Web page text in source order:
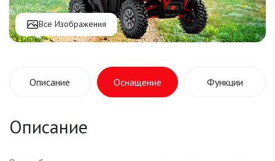
Все Изображения
Описание Оснащение Функции
Описание